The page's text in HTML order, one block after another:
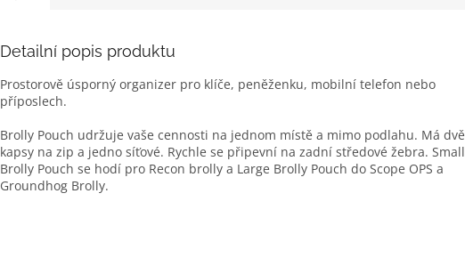
Detailní popis produktu
Prostorově úsporný organizer pro klíče, peněženku, mobilní telefon nebo
příposlech.
Brolly Pouch udržuje vaše cennosti na jednom místě a mimo podlahu. Má dvě
kapsy na zip a jedno síťové. Rychle se připevní na zadní středové žebra. Small
Brolly Pouch se hodí pro Recon brolly a Large Brolly Pouch do Scope OPS a
Groundhog Brolly.